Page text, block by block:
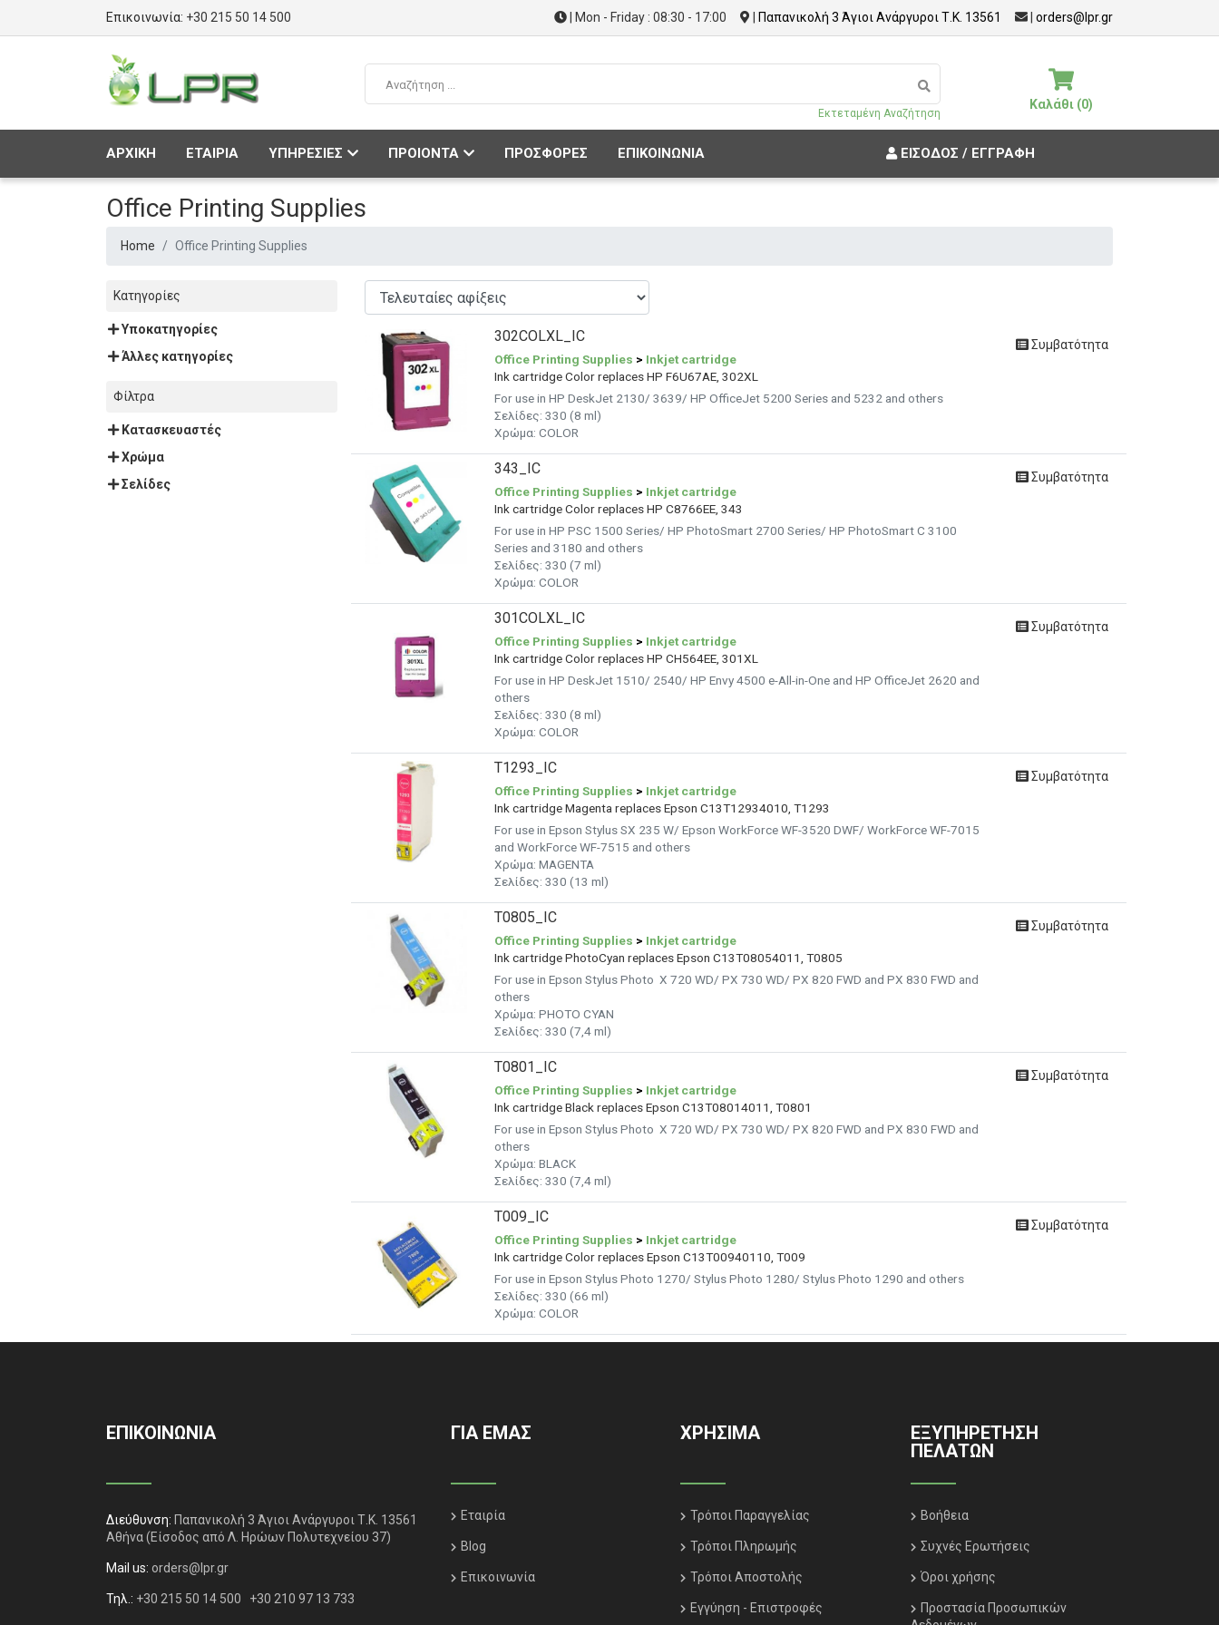
Επικοινωνία: +30 215 50 14 500 | Mon - Friday : 08:30 - 17:00 Παπανικολή 3 Άγιοι Ανάργυροι Τ.Κ. 13561 orders@lpr.gr
Εκτεταμένη Αναζήτηση
Καλάθι (0)
ΑΡΧΙΚΗ ΕΤΑΙΡΙΑ ΥΠΗΡΕΣΙΕΣ ΠΡΟΙΟΝΤΑ ΠΡΟΣΦΟΡΕΣ ΕΠΙΚΟΙΝΩΝΙΑ ΕΊΣΟΔΟΣ / ΕΓΓΡΑΦΉ
Office Printing Supplies
Home Office Printing Supplies
Κατηγορίες
Υποκατηγορίες
Άλλες κατηγορίες
Φίλτρα
Κατασκευαστές
Χρώμα
Σελίδες
302COLXL_IC
Office Printing Supplies > Inkjet cartridge
Ink cartridge Color replaces HP F6U67AE, 302XL
For use in HP DeskJet 2130/ 3639/ HP OfficeJet 5200 Series and 5232 and others
Σελίδες: 330 (8 ml)
Χρώμα: COLOR
Συμβατότητα
343_IC
Office Printing Supplies > Inkjet cartridge
Ink cartridge Color replaces HP C8766EE, 343
For use in HP PSC 1500 Series/ HP PhotoSmart 2700 Series/ HP PhotoSmart C 3100
Series and 3180 and others
Σελίδες: 330 (7 ml)
Χρώμα: COLOR
Συμβατότητα
301COLXL_IC
Office Printing Supplies > Inkjet cartridge
Ink cartridge Color replaces HP CH564EE, 301XL
For use in HP DeskJet 1510/ 2540/ HP Envy 4500 e-All-in-One and HP OfficeJet 2620 and
others
Σελίδες: 330 (8 ml)
Χρώμα: COLOR
Συμβατότητα
T1293_IC
Office Printing Supplies > Inkjet cartridge
Ink cartridge Magenta replaces Epson C13T12934010, T1293
For use in Epson Stylus SX 235 W/ Epson WorkForce WF-3520 DWF/ WorkForce WF-7015
and WorkForce WF-7515 and others
Χρώμα: MAGENTA
Σελίδες: 330 (13 ml)
Συμβατότητα
T0805_IC
Office Printing Supplies > Inkjet cartridge
Ink cartridge PhotoCyan replaces Epson C13T08054011, T0805
For use in Epson Stylus Photo X 720 WD/ PX 730 WD/ PX 820 FWD and PX 830 FWD and
others
Χρώμα: PHOTO CYAN
Σελίδες: 330 (7,4 ml)
Συμβατότητα
T0801_IC
Office Printing Supplies > Inkjet cartridge
Ink cartridge Black replaces Epson C13T08014011, T0801
For use in Epson Stylus Photo X 720 WD/ PX 730 WD/ PX 820 FWD and PX 830 FWD and
others
Χρώμα: BLACK
Σελίδες: 330 (7,4 ml)
Συμβατότητα
T009_IC
Office Printing Supplies > Inkjet cartridge
Ink cartridge Color replaces Epson C13T00940110, T009
For use in Epson Stylus Photo 1270/ Stylus Photo 1280/ Stylus Photo 1290 and others
Σελίδες: 330 (66 ml)
Χρώμα: COLOR
Συμβατότητα
ΕΠΙΚΟΙΝΩΝΙΑ
Διεύθυνση: Παπανικολή 3 Άγιοι Ανάργυροι Τ.Κ. 13561
Αθήνα(Είσοδος από Λ. Ηρώων Πολυτεχνείου 37)
Mail us: orders@lpr.gr
Τηλ.: +30 215 50 14 500 +30 210 97 13 733
ΓΙΑ ΕΜΑΣ
Εταιρία
Blog
Επικοινωνία
ΧΡΗΣΙΜΑ
Τρόποι Παραγγελίας
Τρόποι Πληρωμής
Τρόποι Αποστολής
Εγγύηση - Επιστροφές
ΕΞΥΠΗΡΈΤΗΣΗ
ΠΕΛΑΤΏΝ
Βοήθεια
Συχνές Ερωτήσεις
Όροι χρήσης
Προστασία Προσωπικών